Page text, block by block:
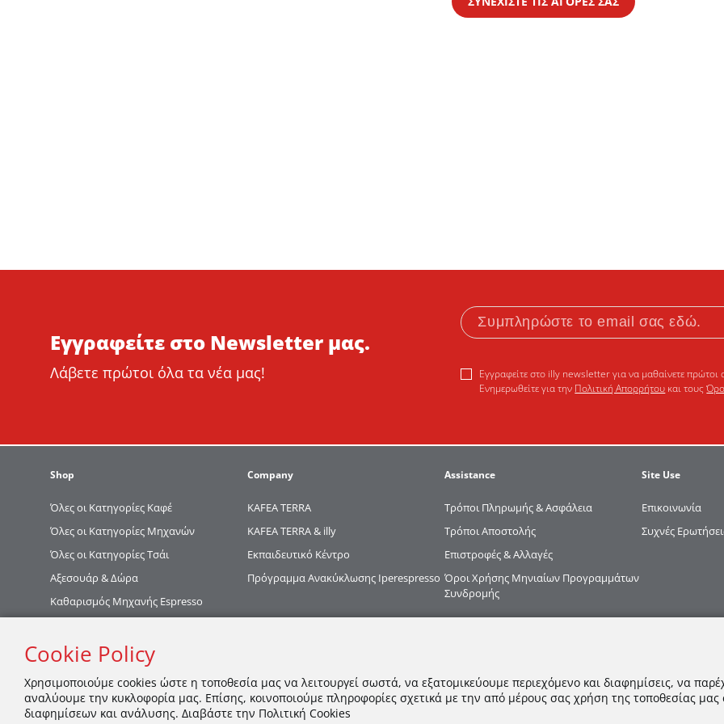
Εγγραφείτε στο Newsletter μας.
Λάβετε πρώτοι όλα τα νέα μας!
Εγγραφείτε στο illy newsletter για να μαθαίνετε πρώτοι
Ενημερωθείτε για την Πολιτική Απορρήτου και τους
Shop
Όλες οι Κατηγορίες Καφέ
Όλες οι Κατηγορίες Μηχανών
Όλες οι Κατηγορίες Τσάι
Αξεσουάρ & Δώρα
Καθαρισμός Μηχανής Espresso
Company
KAFEA TERRΑ
KAFEA TERRA & illy
Εκπαιδευτικό Κέντρο
Πρόγραμμα Ανακύκλωσης Iperespresso
Assistance
Τρόποι Πληρωμής & Ασφάλεια
Τρόποι Αποστολής
Επιστροφές & Αλλαγές
Όροι Χρήσης Μηνιαίων Προγραμμάτων
Συνδρομής
Site Use
Επικοινωνία
Συχνές
Cookie Policy
Χρησιμοποιούμε cookies ώστε η τοποθεσία μας να λειτουργεί σωστά, να εξατομικεύουμε περιεχόμενο και διαφημίσεις, να
αναλύουμε την κυκλοφορία μας. Επίσης, κοινοποιούμε πληροφορίες σχετικά με την από μέρους σας χρήση της τοποθεσίας
διαφημίσεων και ανάλυσης. Διαβάστε την Πολιτική Cookies